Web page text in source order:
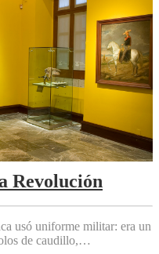
Revolución
usó uniforme militar: era un
de caudillo,…